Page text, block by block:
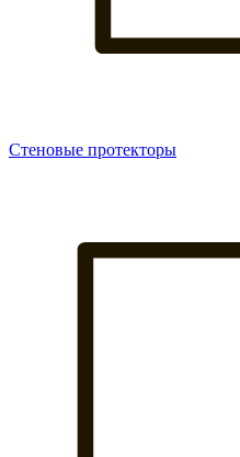
Стеновые протекторы